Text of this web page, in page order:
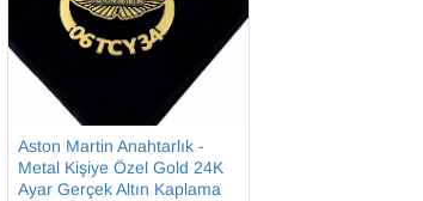
Aston Martin Anahtarlık -
Metal Kişiye Özel Gold 24K
Ayar Gerçek Altın Kaplama